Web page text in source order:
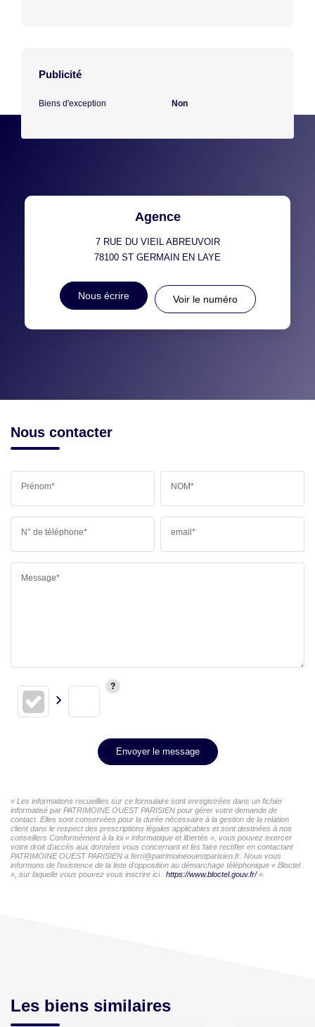
Publicité
Biens d'exception Non
Agence
7 RUE DU VIEIL ABREUVOIR
78100 ST GERMAIN EN LAYE
Nous écrire Voir le numéro
Nous contacter
Prénom* NOM*
N° de téléphone* email*
Message*
Envoyer le message
« Les informations recueillies sur ce formulaire sont enregistrées dans un fichier
informatisé par PATRIMOINE OUEST PARISIEN pour gérer votre demande de
contact. Elles sont conservées pour la durée nécessaire à la gestion de la relation
client dans le respect des prescriptions légales applicables et sont destinées à nos
conseillers Conformément à la loi « informatique et libertés », vous pouvez exercer
votre droit d'accès aux données vous concernant et les faire rectifier en contactant
PATRIMOINE OUEST PARISIEN a.ferri@patrimoineouestparisien.fr. Nous vous
informons de l'existence de la liste d'opposition au démarchage téléphonique « Bloctel
», sur laquelle vous pouvez vous inscrire ici : https://www.bloctel.gouv.fr/»
Les biens similaires